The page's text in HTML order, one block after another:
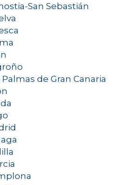
San Sebastián
de Gran Canaria